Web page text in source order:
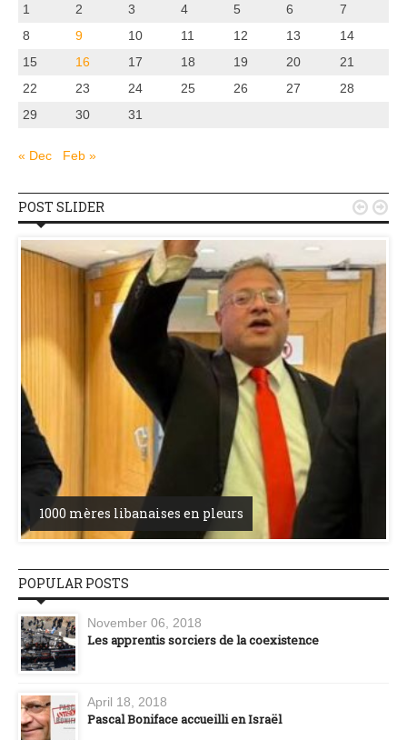
1
2 3 4 5 6
7
8
9 10 11 12 13
14
15
16 17 18 19 20
21
22
23 24 25 26 27
28
29
30 31
« Dec Feb »
POST SLIDER
1000 mères libanaises en pleurs
 
POPULAR POSTS
November 06, 2018
Les apprentis sorciers de la coexistence
April 18, 2018
Pascal Boniface accueilli en Israël